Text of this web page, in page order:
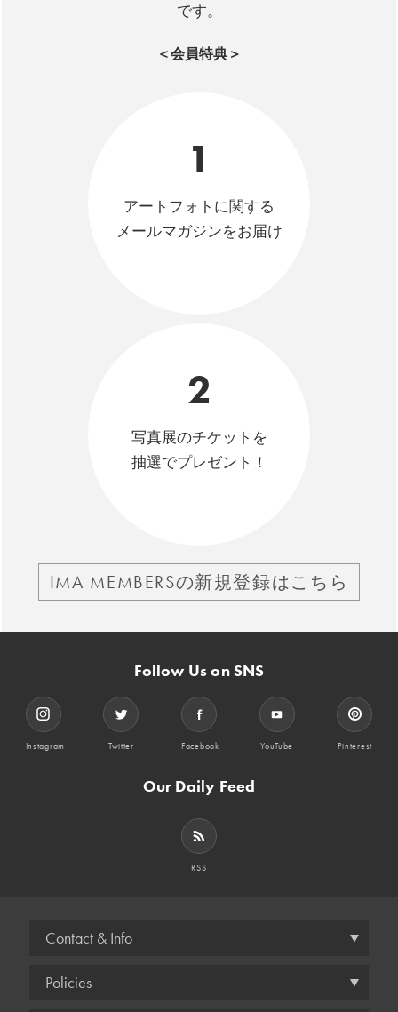
です。
＜会員特典＞
1
アートフォトに関する
メールマガジンをお届け
2
写真展のチケットを
抽選でプレゼント！
IMA MEMBERSの新規登録はこちら
Follow Us on SNS
Instagram Twitter Facebook YouTube Pinterest
Our Daily Feed
RSS
Contact & Info
Policies